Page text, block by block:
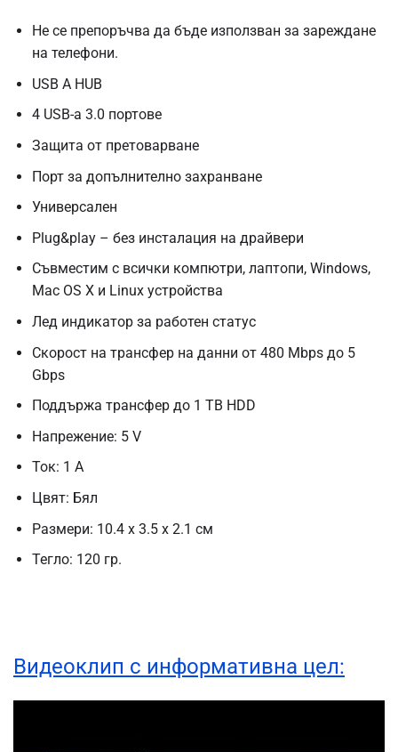
Не се препоръчва да бъде използван за зареждане
на телефони.
USB A HUB
4 USB-а 3.0 портове
Защита от претоварване
Порт за допълнително захранване
Универсален
Plug&play – без инсталация на драйвери
Съвместим с всички компютри, лаптопи, Windows,
Mac OS X и Linux устройства
Лед индикатор за работен статус
Скорост на трансфер на данни от 480 Mbps до 5
Gbps
Поддържа трансфер до 1 TB HDD
Напрежение: 5 V
Ток: 1 А
Цвят: Бял
Размери: 10.4 х 3.5 х 2.1 см
Тегло: 120 гр.
Видеоклип с информативна цел: